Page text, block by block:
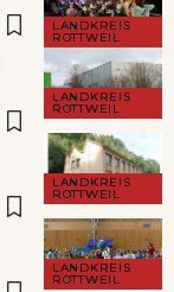
LANDKREIS
ROTTWEIL
LANDKREIS
ROTTWEIL
LANDKREIS
ROTTWEIL
LANDKREIS
ROTTWEIL